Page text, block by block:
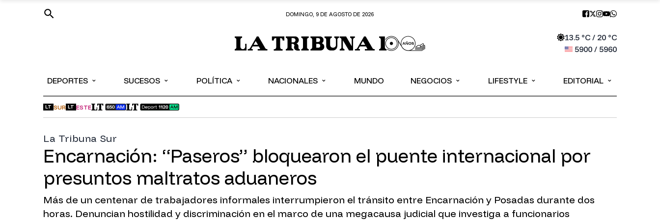
DOMINGO, 9 DE AGOSTO DE 2026
13.5°C / 20°C
5900/ 5960
DEPORTES ⌄ SUCESOS ⌄ POLÍTICA ⌄ NACIONALES ⌄ MUNDO NEGOCIOS ⌄ LIFESTYLE ⌄ EDITORIAL ⌄
LT SUR LT ESTE
La Tribuna Sur
Encarnación: “Paseros” bloquearon el puente internacional por
presuntos maltratos aduaneros
Más de un centenar de trabajadores informales interrumpieron el tránsito entre Encarnación y Posadas durante dos
horas. Denuncian hostilidad y discriminación en el marco de una megacausa judicial que investiga a funcionarios